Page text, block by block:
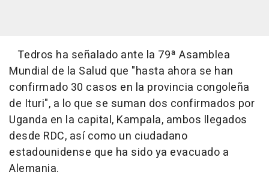
Tedros ha señalado ante la 79ª Asamblea
Mundial de la Salud que "hasta ahora se han
confirmado 30 casos en la provincia congoleña
de Ituri", a lo que se suman dos confirmados por
Uganda en la capital, Kampala, ambos llegados
desde RDC, así como un ciudadano
estadounidense que ha sido ya evacuado a
Alemania.